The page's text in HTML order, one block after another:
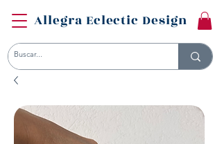
Allegra Eclectic Design